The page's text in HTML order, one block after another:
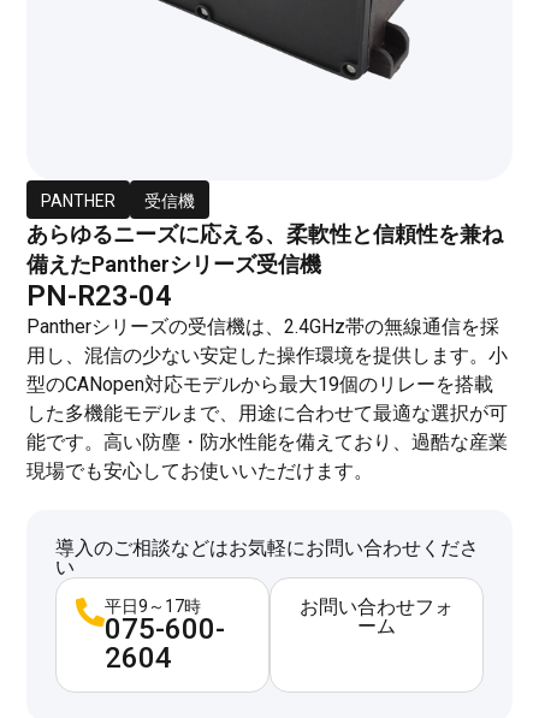
PANTHER 受信機
あらゆるニーズに応える、柔軟性と信頼性を兼ね
備えたPantherシリーズ受信機
PN-R23-04
Pantherシリーズの受信機は、2.4GHz帯の無線通信を採
用し、混信の少ない安定した操作環境を提供します。小
型のCANopen対応モデルから最大19個のリレーを搭載
した多機能モデルまで、用途に合わせて最適な選択が可
能です。高い防塵・防水性能を備えており、過酷な産業
現場でも安心してお使いいただけます。
導入のご相談などはお気軽にお問い合わせくださ
い
平日9～17時
075-600-
2604
お問い合わせフォ
ーム